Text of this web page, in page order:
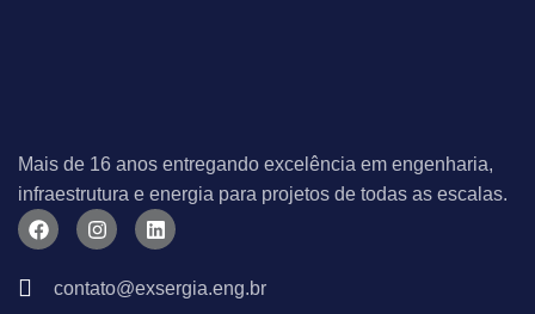
Mais de 16 anos entregando excelência em engenharia,
infraestrutura e energia para projetos de todas as escalas.
F
a
I
n
t
a
L
i
k
e
contato@exsergia.eng.br